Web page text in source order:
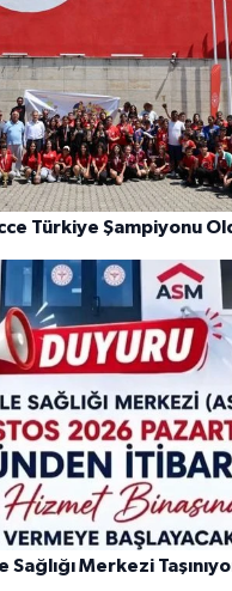
Türkiye Şampiyonu
Sağlığı Merkezi